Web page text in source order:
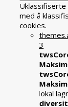
med å
cookies.
3
lokal